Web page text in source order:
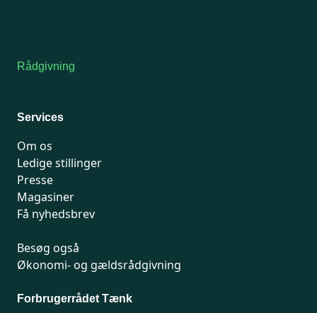
Rådgivning
Services
Om os
Ledige stillinger
Presse
Magasiner
Få nyhedsbrev
Besøg også
Økonomi- og gældsrådgivning
Forbrugerrådet Tænk